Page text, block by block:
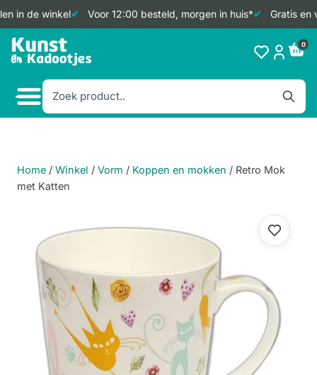
in de winkel Voor 12:00 besteld, morgen in huis* Gratis en
Doorgaan
naar
0
Home / Winkel / Vorm / Koppen en mokken / Retro Mok
met Katten